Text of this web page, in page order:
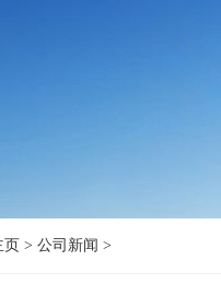
页 > 公司新闻 >